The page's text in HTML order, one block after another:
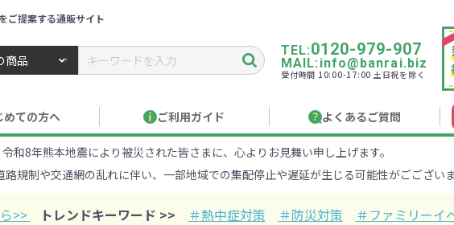
ご提案する通販サイト
トbiz ／ 名入れ・販促品・記念品・オリジナルグッズ
めての方へ ご利用ガイド
り作成について のし・包装 名入れガイド
よくあるご質問
見積もりサポート お急ぎ在庫確認
TEL:0120-979-907
MAIL:info@banrai.biz
受付時間 10:00-17:00 土日祝を除く
令和8年熊本地震により被災された皆さまに、心よりお見舞い申し上げます。
路規制や交通網の乱れに伴い、一部地域での集配停止や遅延が生じる可能性がごございま
>> トレンドキーワード >> ＃熱中症対策 ＃防災対策 ＃ファミリーイ